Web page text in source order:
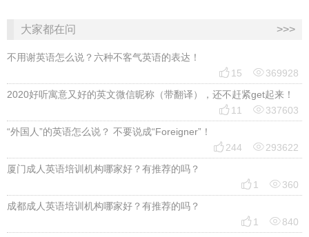
大家都在问 >>>
不用谢英语怎么说？六种不客气英语的表达！
 15 369928
2020好听寓意又好的英文微信昵称（带翻译），还不赶紧get起来！
 11 337603
“外国人”的英语怎么说？ 不要说成“Foreigner”！
 244 293622
厦门成人英语培训机构哪家好？有推荐的吗？
 1 360
成都成人英语培训机构哪家好？有推荐的吗？
 1 840